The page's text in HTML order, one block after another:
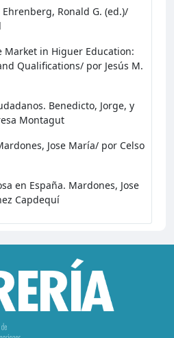
Ronald G. (ed.)/
Market in Higuer Education:
Qualifications/ por Jesús M.
Benedicto, Jorge, y
Montagut
Jose María/ por Celso
en España. Mardones, Jose
Capdequí